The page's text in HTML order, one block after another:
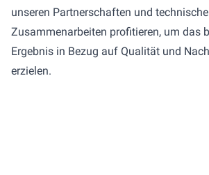
unseren Partnerschaften und
Zusammenarbeiten profitieren, um das
Ergebnis in Bezug auf Qualität und
erzielen.